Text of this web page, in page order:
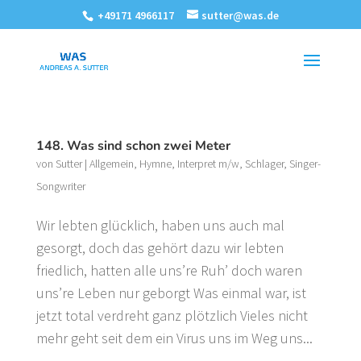
+49171 4966117 sutter@was.de
148. Was sind schon zwei Meter
von Sutter| Allgemein, Hymne, Interpret m/w, Schlager, Singer-
Songwriter
Wir lebten glücklich, haben uns auch mal
gesorgt, doch das gehört dazu wir lebten
friedlich, hatten alle uns’re Ruh’ doch waren
uns’re Leben nur geborgt Was einmal war, ist
jetzt total verdreht ganz plötzlich Vieles nicht
mehr geht seit dem ein Virus uns im Weg uns...